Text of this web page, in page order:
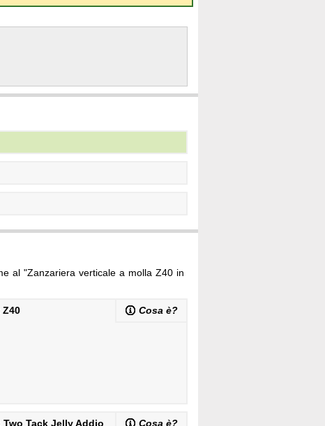
al "Zanzariera verticale a molla Z40 in
Cosa è?
Tack Jelly Addio
Cosa è?